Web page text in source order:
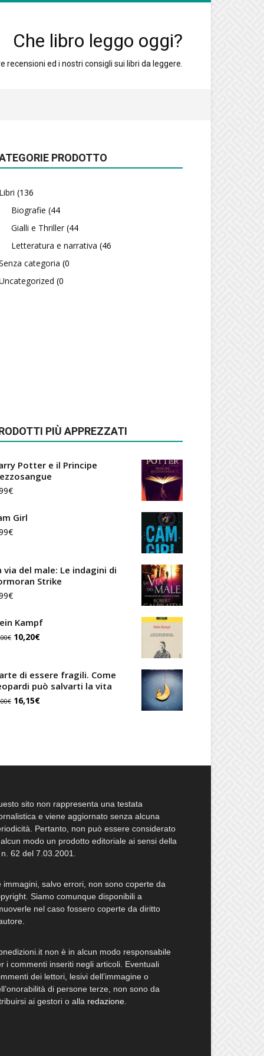
Che libro leggo oggi?
ed i nostri consigli sui libri da leggere.
PRODOTTO
Libri (136
Biografie (44
Gialli e Thriller (44
Letteratura e narrativa (46
categoria (0
(0
PIÙ APPREZZATI
Potter e il Principe
€
Girl
€
via del male: Le indagini di
Strike
€
Kampf
€ Il
originale
era:
12,00€.
10,20€Il
attuale
è:
di essere fragili. Come
può salvarti la vita
€ Il
16,15€Il
sito non rappresenta una testata
e viene aggiornato senza alcuna
Pertanto, non può essere considerato
modo un prodotto editoriale ai sensi della
62 del 7.03.2001.
immagini, salvo errori, non sono coperte da
Siamo comunque disponibili a
nel caso fossero coperte da diritto
non è in alcun modo responsabile
i commenti inseriti negli articoli. Eventuali
dei lettori, lesivi dell’immagine o
di persone terze, non sono da
ai gestori o alla redazione